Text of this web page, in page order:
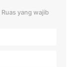
Ruas yang wajib